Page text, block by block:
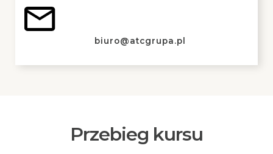
biuro@atcgrupa.pl
Przebieg kursu